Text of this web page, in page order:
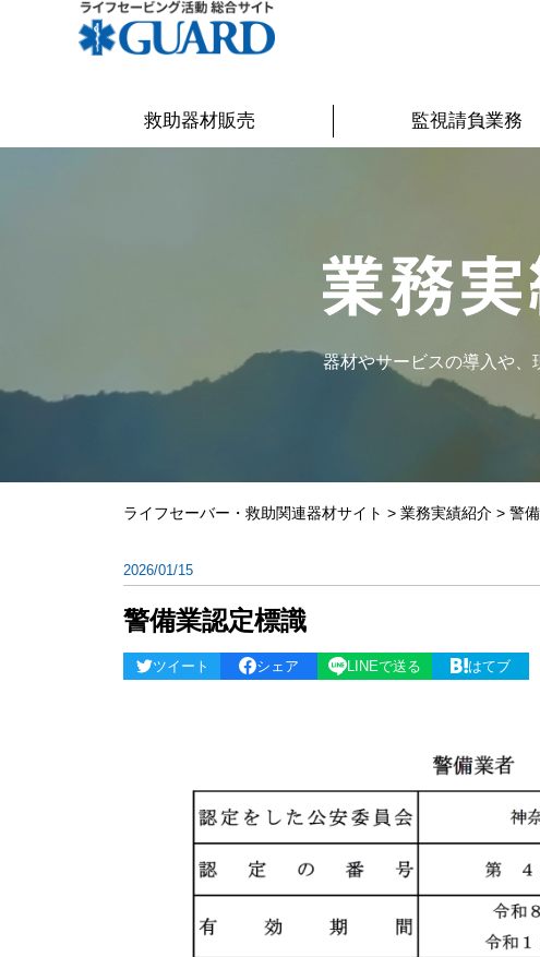
救助器材販売 監視請負業務
器材やサービスの導入や、
ライフセーバー・救助関連器材サイト > 業務実績紹介 > 警
2026/01/15
警備業認定標識
ツイート シェア LINEで送る はてブ